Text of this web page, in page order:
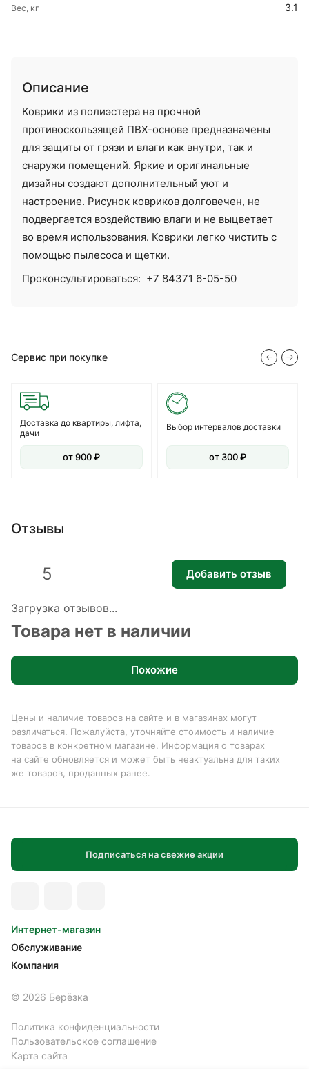
Вес, кг 3.1
Описание
Коврики из полиэстера на прочной
противоскользящей ПВХ-основе предназначены
для защиты от грязи и влаги как внутри, так и
снаружи помещений. Яркие и оригинальные
дизайны создают дополнительный уют и
настроение. Рисунок ковриков долговечен, не
подвергается воздействию влаги и не выцветает
во время использования. Коврики легко чистить с
помощью пылесоса и щетки.
Проконсультироваться: +7 84371 6-05-50
Сервис при покупке
Доставка до квартиры, лифта,
дачи
от 900 ₽
Выбор интервалов доставки
от 300 ₽
Отзывы
Загрузка отзывов...
5 Добавить отзыв
Товара нет в наличии
Похожие
Цены и наличие товаров на сайте и в магазинах могут
различаться. Пожалуйста, уточняйте стоимость и наличие
товаров в конкретном магазине. Информация о товарах
на сайте обновляется и может быть неактуальна для таких
же товаров, проданных ранее.
Подписаться на свежие акции
Интернет-магазин
Обслуживание
Компания
© 2026 Берёзка
Политика конфиденциальности
Пользовательское соглашение
Карта сайта